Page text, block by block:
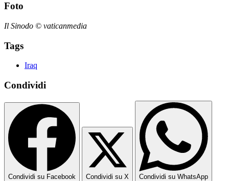
Foto
Il Sinodo © vaticanmedia
Tags
Iraq
Condividi
Condividi su Facebook Condividi su X Condividi su WhatsApp